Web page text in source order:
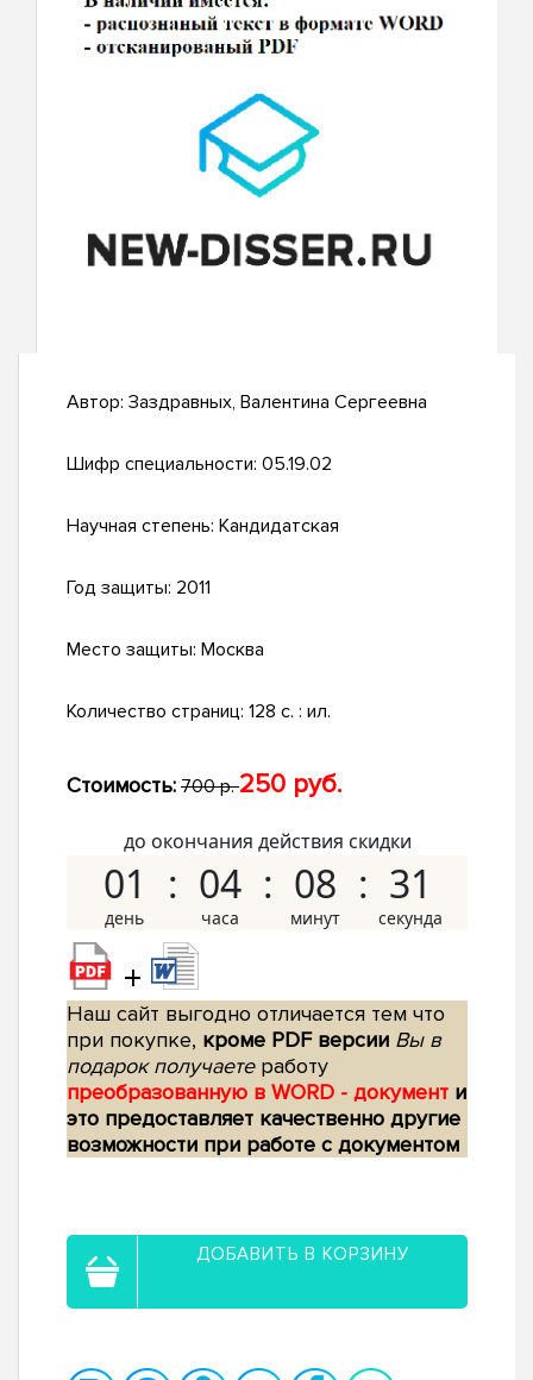
Автор: Заздравных, Валентина Сергеевна
Шифр специальности: 05.19.02
Научная степень: Кандидатская
Год защиты: 2011
Место защиты: Москва
Количество страниц: 128 с. : ил.
Стоимость: 700 р.250 руб.
до окончания действия скидки
01 04 08 30
+
Наш сайт выгодно отличается тем что
при покупке, кроме PDF версии Вы в
подарок получаетеработу
преобразованную в WORD - документ и
это предоставляет качественно другие
возможности при работе с документом
ДОБАВИТЬ В КОРЗИНУ